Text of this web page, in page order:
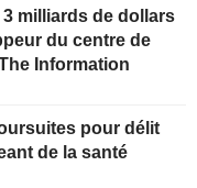
milliards de dollars
du centre de
Information
pour délit
de la santé